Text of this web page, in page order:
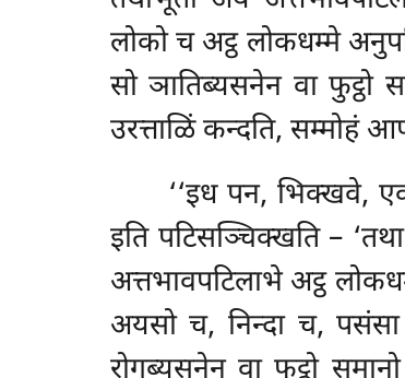
लोको च अट्ठ लोकधम्मे
सो ञातिब्यसनेन वा फुट्ठो
उरत्ताळिं कन्दति, सम्मोहं
‘‘इध पन, भिक्खवे,
इति पटिसञ्चिक्खति –
अत्तभावपटिलाभे अट्ठ
अयसो च, निन्दा च,